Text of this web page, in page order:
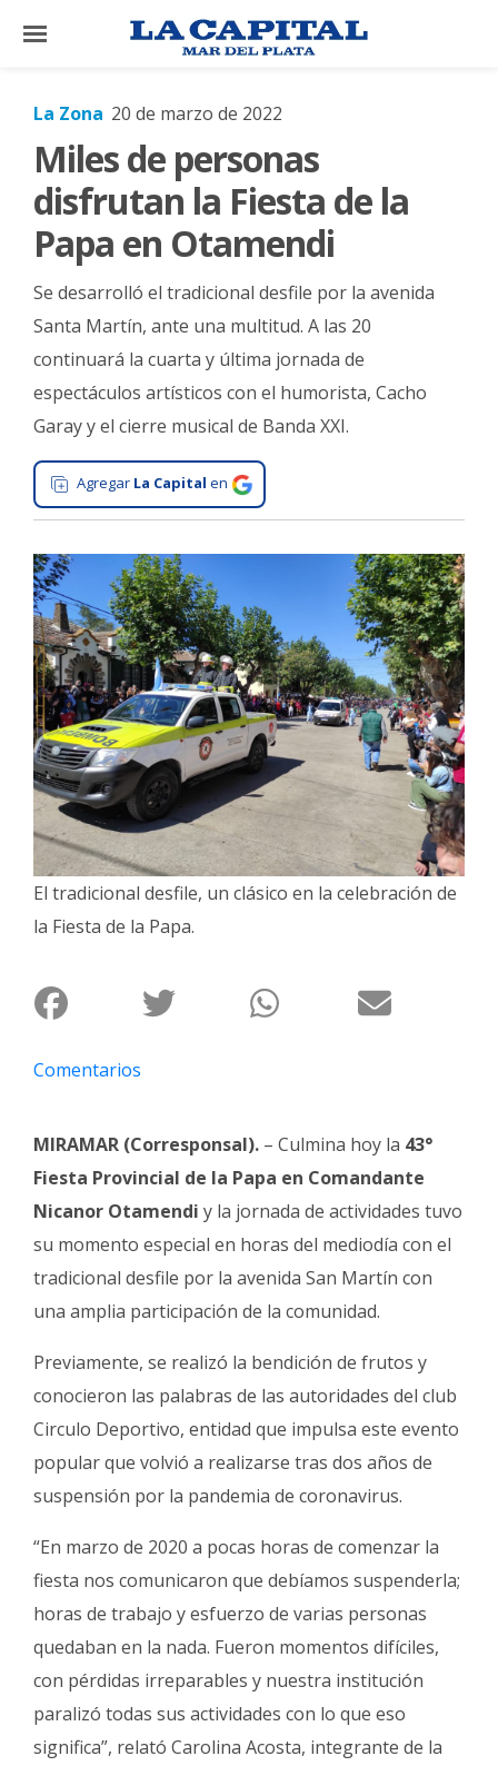
×
El
País
El
Mundo
La
Zona
Cultura
Tecnología
Gastronomía
Salud
General
La
Ciudad
Deportes
Arte
y
Espectáculos
Policiales
Cartelera
Fotos
de
Familia
Fúnebres
La Zona 20 de marzo de 2022
Miles de personas
disfrutan la Fiesta de la
Papa en Otamendi
Se desarrolló el tradicional desfile por la avenida
Santa Martín, ante una multitud. A las 20
continuará la cuarta y última jornada de
espectáculos artísticos con el humorista, Cacho
Garay y el cierre musical de Banda XXI.
Agregar La Capital en
El tradicional desfile, un clásico en la celebración de
la Fiesta de la Papa.
Comentarios
MIRAMAR (Corresponsal). – Culmina hoy la 43°
Fiesta Provincial de la Papa en Comandante
Nicanor Otamendi y la jornada de actividades tuvo
su momento especial en horas del mediodía con el
tradicional desfile por la avenida San Martín con
una amplia participación de la comunidad.
Previamente, se realizó la bendición de frutos y
conocieron las palabras de las autoridades del club
Circulo Deportivo, entidad que impulsa este evento
popular que volvió a realizarse tras dos años de
suspensión por la pandemia de coronavirus.
“En marzo de 2020 a pocas horas de comenzar la
fiesta nos comunicaron que debíamos suspenderla;
horas de trabajo y esfuerzo de varias personas
quedaban en la nada. Fueron momentos difíciles,
con pérdidas irreparables y nuestra institución
paralizó todas sus actividades con lo que eso
significa”, relató Carolina Acosta, integrante de la